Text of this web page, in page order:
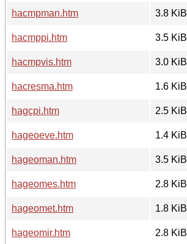
hacmpman.htm
3.8 KiB
hacmppi.htm
3.5 KiB
hacmpvis.htm
3.0 KiB
hacresma.htm
1.6 KiB
hagcpi.htm
2.5 KiB
hageoeve.htm
1.4 KiB
hageoman.htm
3.5 KiB
hageomes.htm
2.8 KiB
hageomet.htm
1.8 KiB
hageomir.htm
2.8 KiB